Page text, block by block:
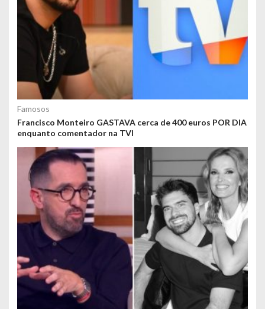
Famosos
Francisco Monteiro GASTAVA cerca de 400 euros POR DIA
enquanto comentador na TVI